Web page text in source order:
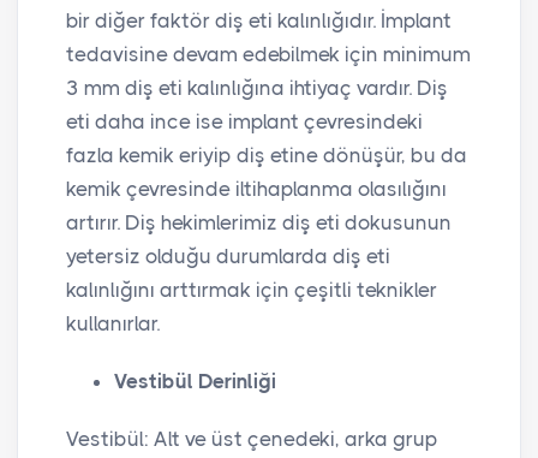
bir diğer faktör diş eti kalınlığıdır. İmplant
tedavisine devam edebilmek için minimum
3 mm diş eti kalınlığına ihtiyaç vardır. Diş
eti daha ince ise implant çevresindeki
fazla kemik eriyip diş etine dönüşür, bu da
kemik çevresinde iltihaplanma olasılığını
artırır. Diş hekimlerimiz diş eti dokusunun
yetersiz olduğu durumlarda diş eti
kalınlığını arttırmak için çeşitli teknikler
kullanırlar.
Vestibül Derinliği
Vestibül: Alt ve üst çenedeki, arka grup